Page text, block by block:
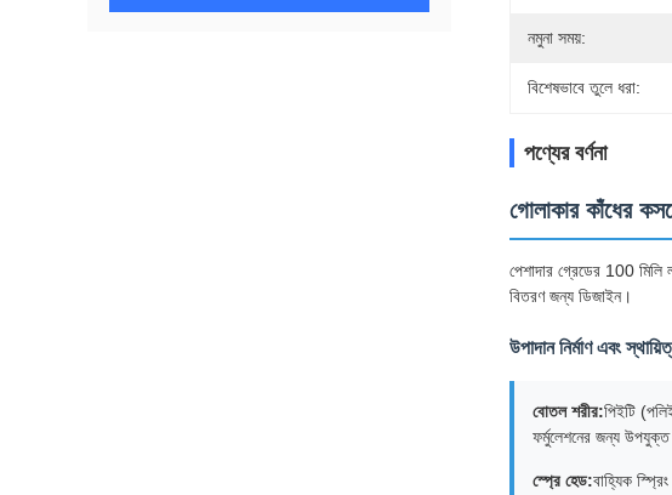
নমুনা সময়:
বিশেষভাবে তুলে ধরা:
পণ্যের বর্ণনা
গোলাকার কাঁধের
পেশাদার গ্রেডের 100 মিলি
বিতরণ জন্য ডিজাইন।
উপাদান নির্মাণ এবং
বোতল শরীর:পিইটি
ফর্মুলেশনের জন্য
স্প্রে হেড:বাহ্যিক